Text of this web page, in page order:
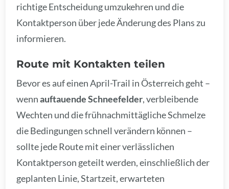
richtige Entscheidung umzukehren und die
Kontaktperson über jede Änderung des Plans zu
informieren.
Route mit Kontakten teilen
Bevor es auf einen April-Trail in Österreich geht –
wennauftauende Schneefelder, verbleibende
Wechten und die frühnachmittägliche Schmelze
die Bedingungen schnell verändern können –
sollte jede Route mit einer verlässlichen
Kontaktperson geteilt werden, einschließlich der
geplanten Linie, Startzeit, erwarteten